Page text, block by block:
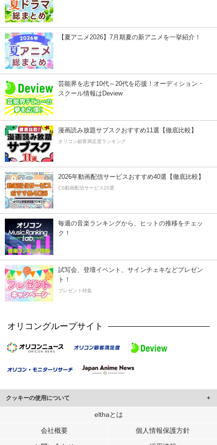
【夏アニメ2026】7月期夏の新アニメを一挙紹介！
芸能界を志す10代～20代を応援！オーディション・
スクール情報はDeview
漫画読み放題サブスクおすすめ11選【徹底比較】
オリコン顧客満足度ランキング
2026年動画配信サービスおすすめ40選【徹底比較】
CS動画配信サービス20選
毎週の音楽ランキングから、ヒットの推移をチェッ
ク！
試写会、登壇イベント、サインチェキなどプレゼン
ト！
プレゼント特集
オリコングループサイト
クッキーの使用について
このサイトでは Cookie を使用して、ユーザーに合わせたコンテンツや広告の
行っています。
elthaとは
会社概要 個人情報保護方針